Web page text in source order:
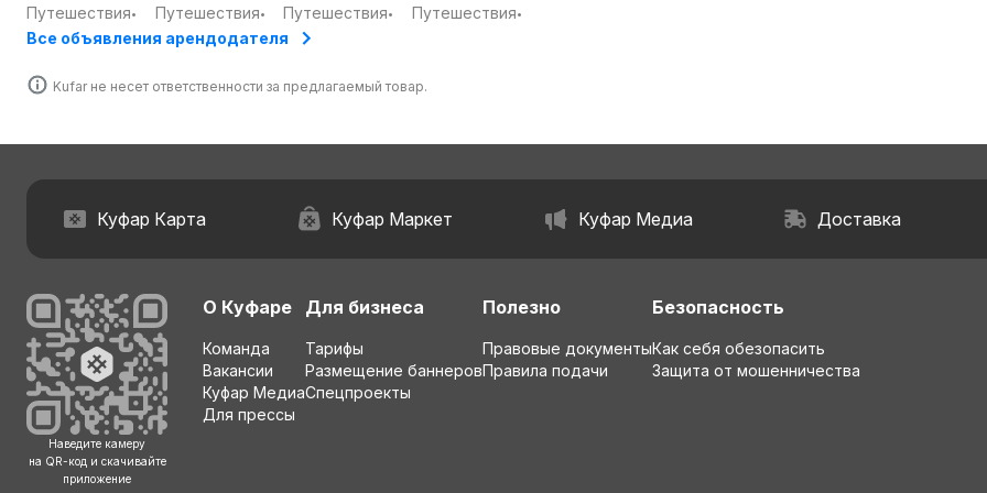
заезде после 19.00
*Вновь прибывшие гости (21+) заселяются только с ЗАЛОГОМ.
Могилёвская
обл.
Путешествия•
Могилёвская
обл.
Путешествия•
Бобруйск,
Могилёвская
Путешествия•
Бобруйск,
Путешествия•
Все объявления арендодателя
Kufar не несет ответственности за предлагаемый товар.
Куфар Карта Куфар Маркет Куфар Медиа Доставка
Наведите камеру
на QR-код и скачивайте
приложение
О Куфаре
Команда
Вакансии
Куфар Медиа
Для прессы
Для бизнеса
Тарифы
Размещение баннеров
Спецпроекты
Полезно
Правовые документы
Правила подачи
Безопасность
Как себя обезопасить
Защита от мошенничества